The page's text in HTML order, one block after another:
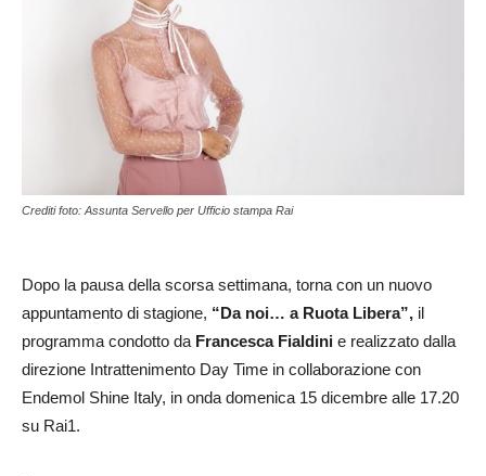
Crediti foto: Assunta Servello per Ufficio stampa Rai
Dopo la pausa della scorsa settimana, torna con un nuovo
appuntamento di stagione, “Da noi… a Ruota Libera”, il
programma condotto da Francesca Fialdini e realizzato dalla
direzione Intrattenimento Day Time in collaborazione con
Endemol Shine Italy, in onda domenica 15 dicembre alle 17.20
su Rai1.